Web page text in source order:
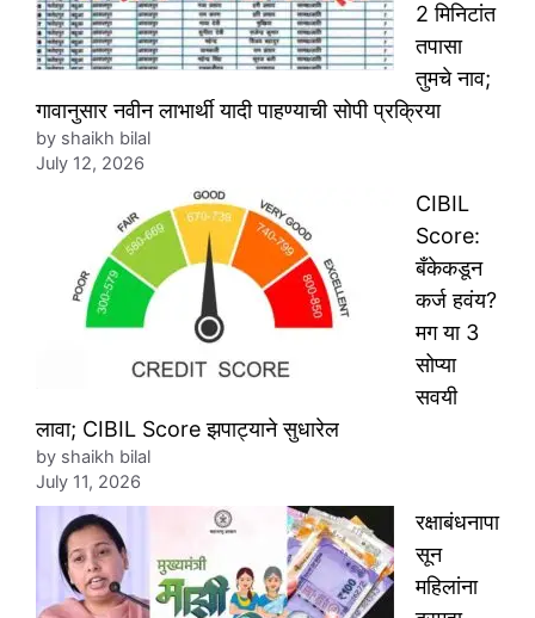
2 मिनिटांत
तपासा
तुमचे नाव;
गावानुसार नवीन लाभार्थी यादी पाहण्याची सोपी प्रक्रिया
by shaikh bilal
July 12, 2026
CIBIL
Score:
बँकेकडून
कर्ज हवंय?
मग या 3
सोप्या
सवयी
लावा; CIBIL Score झपाट्याने सुधारेल
by shaikh bilal
July 11, 2026
रक्षाबंधनापा
सून
महिलांना